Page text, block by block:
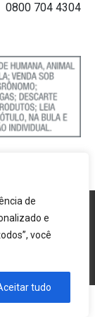
de
e
você
tudo
na etapa
Ucha,
0800 704 4304